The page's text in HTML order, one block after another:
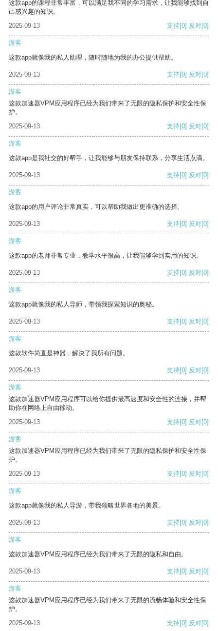
这款app的课程非常丰富，可以满足我不同的学习需求，让我能够找到自
己感兴趣的知识。
2025-09-13
支持[0] 反对[0]
游客
这款app就像我的私人助理，随时随地为我的办公提供帮助。
2025-09-13 支持[0] 反对[0]
游客
这款加速器VPM应用程序已经为我们带来了无限的隐私保护和安全性保
护。
2025-09-13
支持[0] 反对[0]
游客
这款app是我社交的好帮手，让我能够与朋友保持联系，分享生活点滴。
2025-09-13 支持[0] 反对[0]
游客
这款app的用户评论非常真实，可以帮助我做出更准确的选择。
2025-09-13 支持[0] 反对[0]
游客
这款app的老师非常专业，教学水平很高，让我能够学到实用的知识。
2025-09-13 支持[0] 反对[0]
游客
这款app就像我的私人导师，带领我探索知识的奥秘。
2025-09-13 支持[0] 反对[0]
游客
这款软件简直是神器，解决了我所有问题。
2025-09-13 支持[0] 反对[0]
游客
这款加速器VPM应用程序可以给你提供最高速度和安全性的连接，并帮
助你在网络上自由移动。
2025-09-13
支持[0] 反对[0]
游客
这款加速器VPM应用程序已经为我们带来了无限的隐私保护和安全性保
护。
2025-09-13
支持[0] 反对[0]
游客
这款app就像我的私人导游，带我领略世界各地的美景。
2025-09-13 支持[0] 反对[0]
游客
这款加速器VPM应用程序已经为我们带来了无限的隐私和自由。
2025-09-13 支持[0] 反对[0]
游客
这款加速器VPM应用程序已经为我们带来了无限的流畅体验和安全性保
护。
2025-09-13
支持[0] 反对[0]